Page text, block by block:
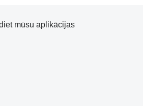
mūsu aplikācijas